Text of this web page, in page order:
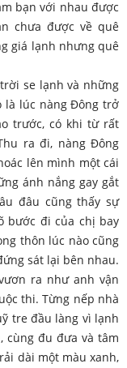
bạn với nhau được
chưa được về quê
giá lạnh nhưng quê
se lạnh và những
là lúc nàng Đông trở
trước, có khi từ rất
ra đi, nàng Đông
lên mình một cái
ánh nắng gay gắt
đâu cũng thấy sự
bước đi của chị bay
thôn lúc nào cũng
sát lại bên nhau.
ra như anh vận
thi. Từng nếp nhà
tre đầu làng vì lạnh
cùng đu đưa và tâm
dài một màu xanh,